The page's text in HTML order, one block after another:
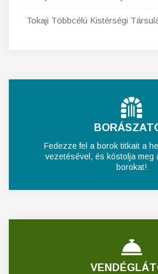
Tokaji Többcélú Kistérségi
Fedezze fel a borok titkait a
vezetésével, és kóstolja meg
borokat!